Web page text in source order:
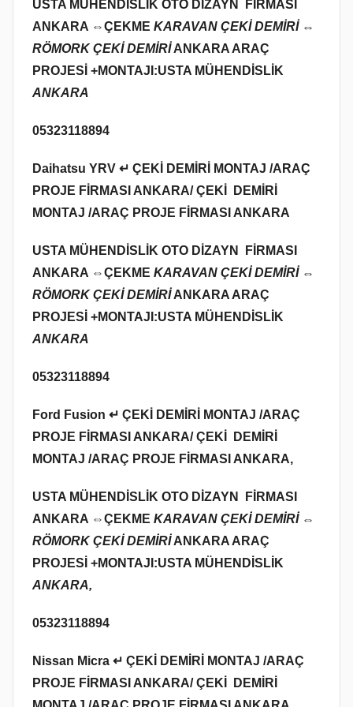
USTA MÜHENDİSLİK OTO DİZAYN FİRMASI
ANKARA ⇔ÇEKME KARAVAN ÇEKİ DEMİRİ ⇔
RÖMORK ÇEKİ DEMİRİANKARA ARAÇ
PROJESİ +MONTAJI:USTA MÜHENDİSLİK
ANKARA
05323118894
Daihatsu YRV ↵ ÇEKİ DEMİRİ MONTAJ /ARAÇ
PROJE FİRMASI ANKARA/ ÇEKİ DEMİRİ
MONTAJ /ARAÇ PROJE FİRMASI ANKARA
USTA MÜHENDİSLİK OTO DİZAYN FİRMASI
ANKARA ⇔ÇEKME KARAVAN ÇEKİ DEMİRİ ⇔
RÖMORK ÇEKİ DEMİRİANKARA ARAÇ
PROJESİ +MONTAJI:USTA MÜHENDİSLİK
ANKARA
05323118894
Ford Fusion ↵ ÇEKİ DEMİRİ MONTAJ /ARAÇ
PROJE FİRMASI ANKARA/ ÇEKİ DEMİRİ
MONTAJ /ARAÇ PROJE FİRMASI ANKARA,
USTA MÜHENDİSLİK OTO DİZAYN FİRMASI
ANKARA ⇔ÇEKME KARAVAN ÇEKİ DEMİRİ ⇔
RÖMORK ÇEKİ DEMİRİANKARA ARAÇ
PROJESİ +MONTAJI:USTA MÜHENDİSLİK
ANKARA,
05323118894
Nissan Micra ↵ ÇEKİ DEMİRİ MONTAJ /ARAÇ
PROJE FİRMASI ANKARA/ ÇEKİ DEMİRİ